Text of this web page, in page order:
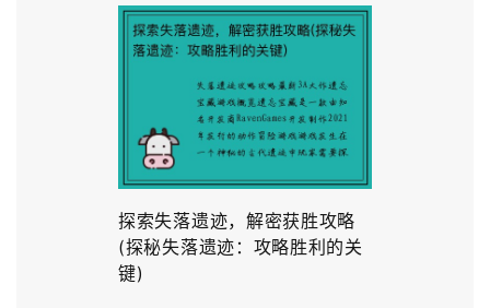
探索失落遗迹，解密获胜攻略
(探秘失落遗迹：攻略胜利的关
键)